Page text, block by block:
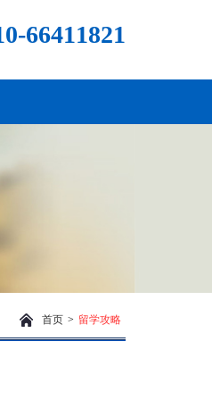
66411821
首页 > 留学攻略